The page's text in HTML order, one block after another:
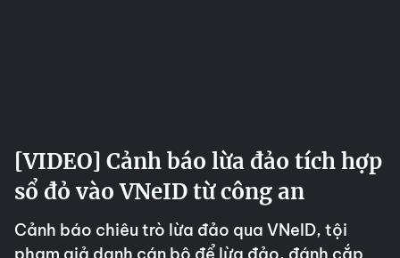
[VIDEO] Cảnh báo lừa đảo tích hợp
sổ đỏ vào VNeID từ công an
Cảnh báo chiêu trò lừa đảo qua VNeID, tội